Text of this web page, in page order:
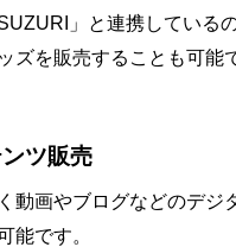
」と連携している
ズを販売することも可能
ツ販売
動画やブログなどのデジ
能です。